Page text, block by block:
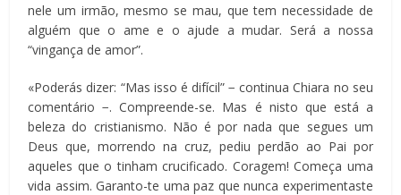
nele um irmão, mesmo se mau, que tem necessidade de
alguém que o ame e o ajude a mudar. Será a nossa
“vingança de amor”.
«Poderás dizer: “Mas isso é difícil” − continua Chiara no seu
comentário −. Compreende-se. Mas é nisto que está a
beleza do cristianismo. Não é por nada que segues um
Deus que, morrendo na cruz, pediu perdão ao Pai por
aqueles que o tinham crucificado. Coragem! Começa uma
vida assim. Garanto-te uma paz que nunca experimentaste